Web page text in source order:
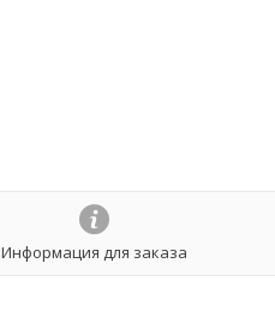
Информация для заказа